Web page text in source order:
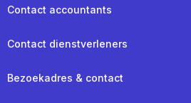
Contact accountants
Contact dienstverleners
Bezoekadres & contact